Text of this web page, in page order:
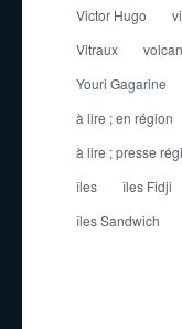
Victor Hugo
Vitraux
Youri Gagarine
à lire ; en région
à lire ; presse
îles
îles Fidji
îles Sandwich